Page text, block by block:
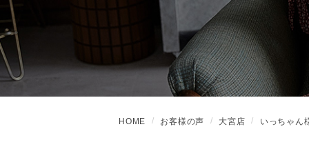
HOME お客様の声 大宮店 いっちゃん